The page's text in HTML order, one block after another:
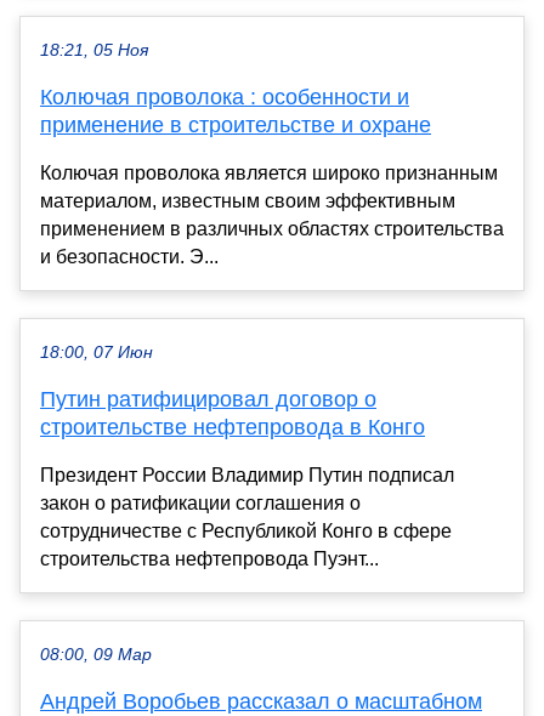
18:21, 05 Ноя
Колючая проволока : особенности и
применение в строительстве и охране
Колючая проволока является широко признанным
материалом, известным своим эффективным
применением в различных областях строительства
и безопасности. Э...
18:00, 07 Июн
Путин ратифицировал договор о
строительстве нефтепровода в Конго
Президент России Владимир Путин подписал
закон о ратификации соглашения о
сотрудничестве с Республикой Конго в сфере
строительства нефтепровода Пуэнт...
08:00, 09 Мар
Андрей Воробьев рассказал о масштабном